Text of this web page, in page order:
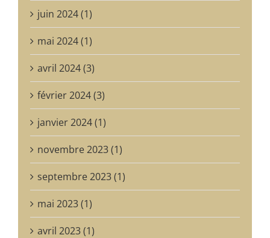
juin 2024 (1)
mai 2024 (1)
avril 2024 (3)
février 2024 (3)
janvier 2024 (1)
novembre 2023 (1)
septembre 2023 (1)
mai 2023 (1)
avril 2023 (1)